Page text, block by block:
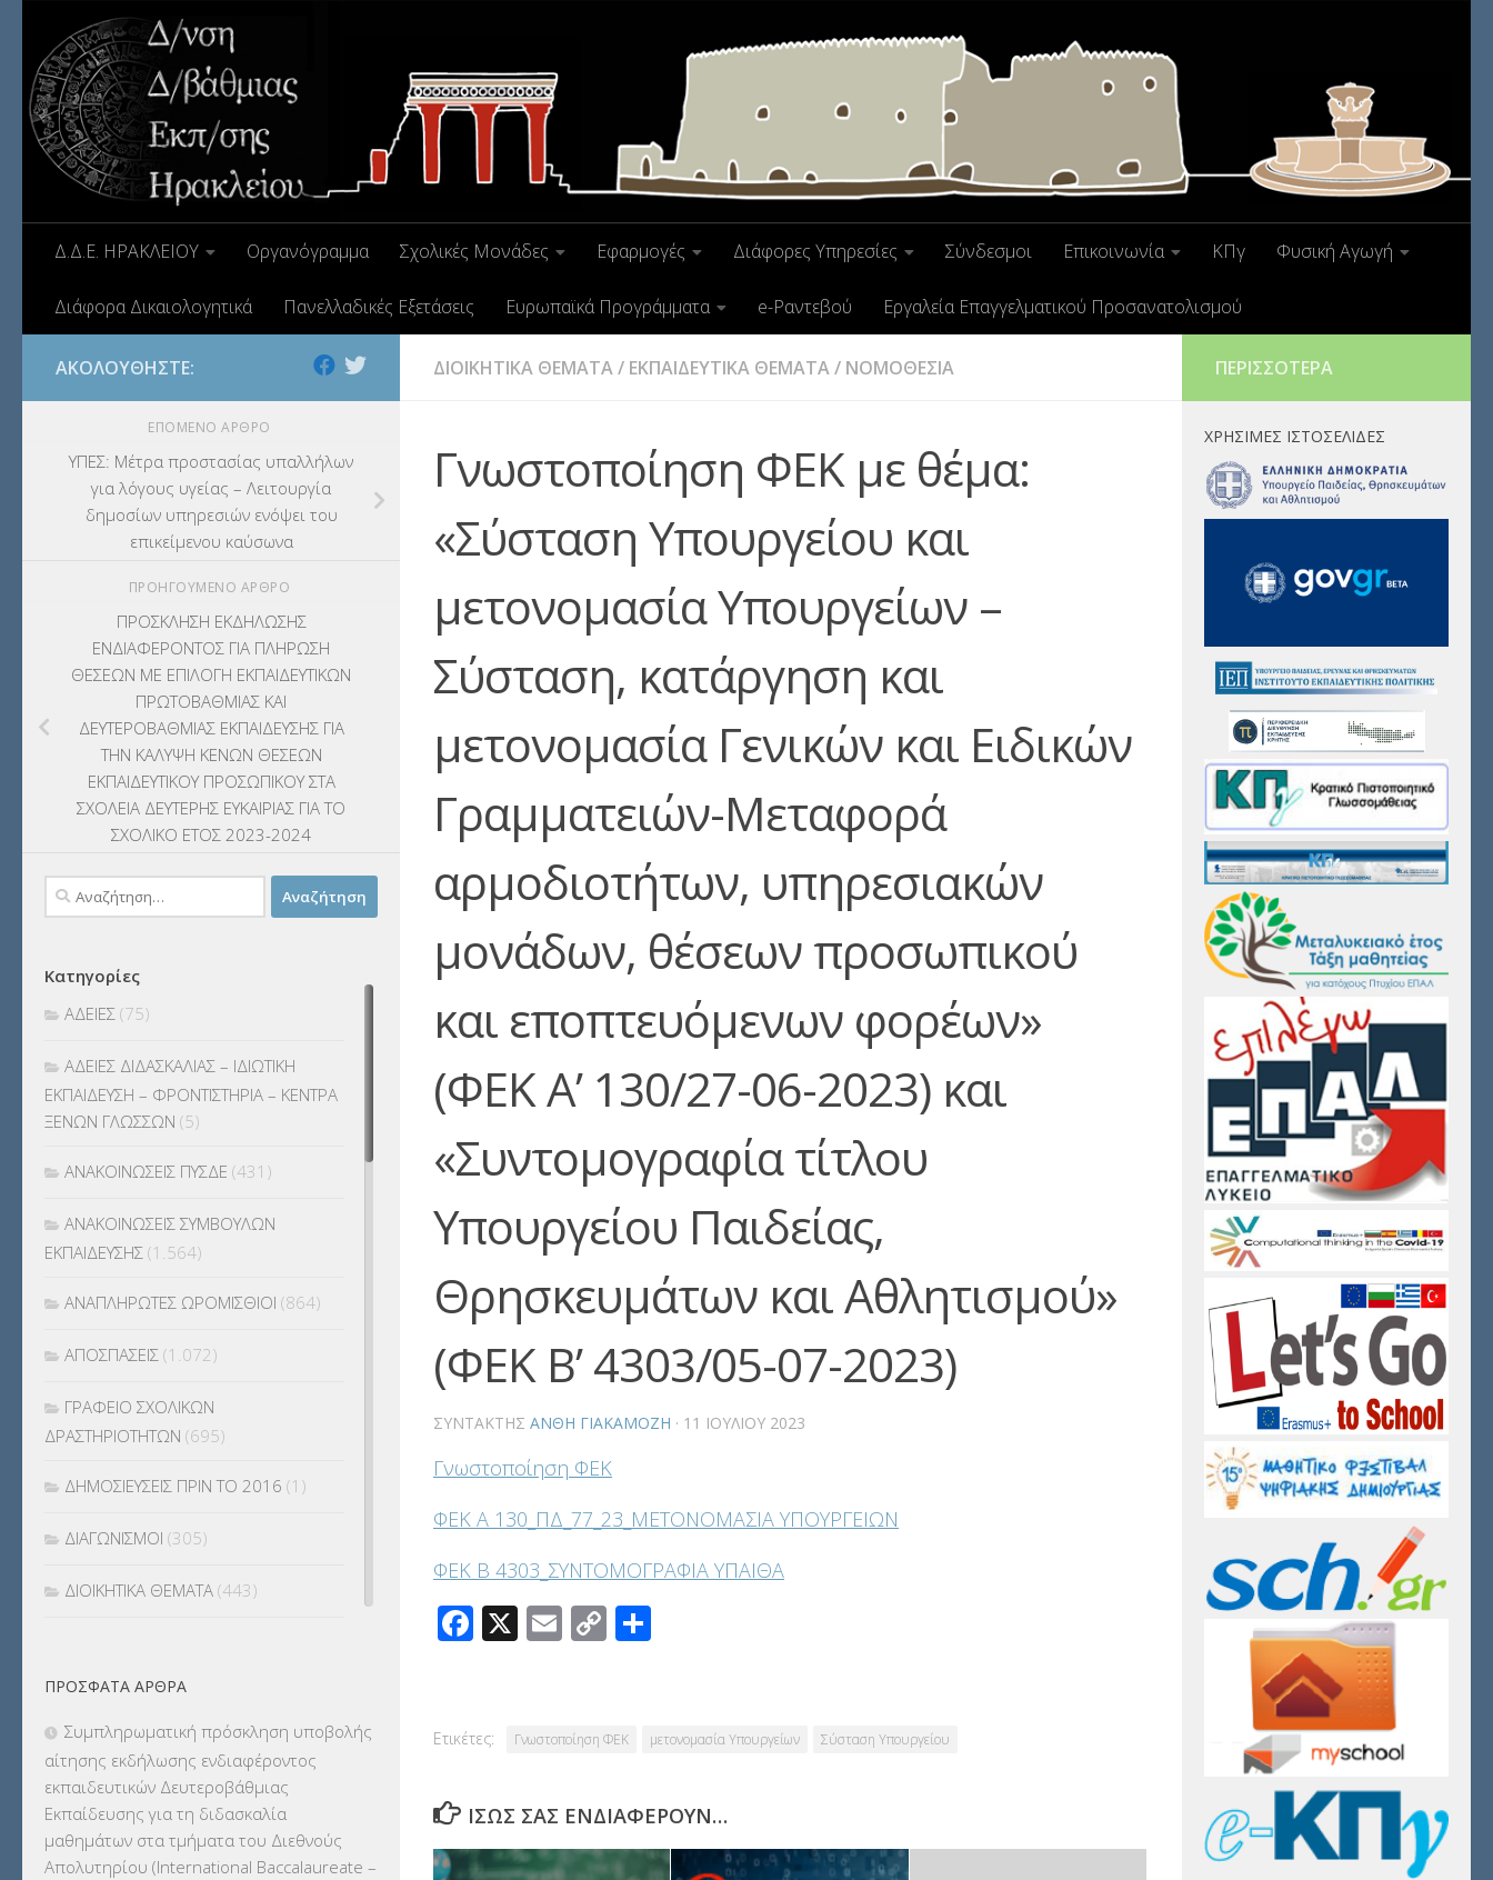
Δ.Δ.Ε. ΗΡΑΚΛΕΙΟΥ Οργανόγραμμα Σχολικές Μονάδες Εφαρμογές Διάφορες Υπηρεσίες Σύνδεσμοι Επικοινωνία ΚΠγ Φυσική Αγωγή
Διάφορα Δικαιολογητικά Πανελλαδικές Εξετάσεις Ευρωπαϊκά Προγράμματα e-Ραντεβού Εργαλεία Επαγγελματικού Προσανατολισμού
ΔΙΟΙΚΗΤΙΚΑ ΘΕΜΑΤΑ/ ΕΚΠΑΙΔΕΥΤΙΚΑ ΘΕΜΑΤΑ/ ΝΟΜΟΘΕΣΙΑ
Γνωστοποίηση ΦΕΚ με θέμα:
«Σύσταση Υπουργείου και
μετονομασία Υπουργείων –
Σύσταση, κατάργηση και
μετονομασία Γενικών και Ειδικών
Γραμματειών-Μεταφορά
αρμοδιοτήτων, υπηρεσιακών
μονάδων, θέσεων προσωπικού
και εποπτευόμενων φορέων»
(ΦΕΚ Α’ 130/27-06-2023) και
«Συντομογραφία τίτλου
Υπουργείου Παιδείας,
Θρησκευμάτων και Αθλητισμού»
(ΦΕΚ Β’ 4303/05-07-2023)
ΣΥΝΤΆΚΤΗΣ ΑΝΘΗ ΓΙΑΚΑΜΟΖΗ · 11 ΙΟΥΛΊΟΥ 2023
Γνωστοποίηση ΦΕΚ
ΦΕΚ Α 130_ΠΔ_77_23_ΜΕΤΟΝΟΜΑΣΙΑ ΥΠΟΥΡΓΕΙΩΝ
ΦΕΚ Β 4303_ΣΥΝΤΟΜΟΓΡΑΦΙΑ ΥΠΑΙΘΑ
Facebook
X Email
Copy
Ετικέτες: Γνωστοποίηση ΦΕΚ μετονομασία Υπουργείων Σύσταση Υπουργείου
ΊΣΩΣ ΣΑΣ ΕΝΔΙΑΦΈΡΟΥΝ…
ΑΚΟΛΟΥΘΉΣΤΕ:
ΕΠΌΜΕΝΟ ΆΡΘΡΟ
ΥΠΕΣ: Μέτρα προστασίας υπαλλήλων
για λόγους υγείας – Λειτουργία
δημοσίων υπηρεσιών ενόψει του
επικείμενου καύσωνα
ΠΡΟΗΓΟΎΜΕΝΟ ΆΡΘΡΟ
ΠΡΟΣΚΛΗΣΗ ΕΚΔΗΛΩΣΗΣ
ΕΝΔΙΑΦΕΡΟΝΤΟΣ ΓΙΑ ΠΛΗΡΩΣΗ
ΘΕΣΕΩΝ ΜΕ ΕΠΙΛΟΓΗ ΕΚΠΑΙΔΕΥΤΙΚΩΝ
ΠΡΩΤΟΒΑΘΜΙΑΣ ΚΑΙ
ΔΕΥΤΕΡΟΒΑΘΜΙΑΣ ΕΚΠΑΙΔΕΥΣΗΣ ΓΙΑ
ΤΗΝ ΚΑΛΥΨΗ ΚΕΝΩΝ ΘΕΣΕΩΝ
ΕΚΠΑΙΔΕΥΤΙΚΟΥ ΠΡΟΣΩΠΙΚΟΥ ΣΤΑ
ΣΧΟΛΕΙΑ ΔΕΥΤΕΡΗΣ ΕΥΚΑΙΡΙΑΣ ΓΙΑ ΤΟ
ΣΧΟΛΙΚΟ ΕΤΟΣ 2023-2024
Αναζήτηση
για:
Κατηγορίες
ΑΔΕΙΕΣ (75)
ΑΔΕΙΕΣ ΔΙΔΑΣΚΑΛΙΑΣ – ΙΔΙΩΤΙΚΗ
ΕΚΠΑΙΔΕΥΣΗ – ΦΡΟΝΤΙΣΤΗΡΙΑ – ΚΕΝΤΡΑ
ΞΕΝΩΝ ΓΛΩΣΣΩΝ (5)
ΑΝΑΚΟΙΝΩΣΕΙΣ ΠΥΣΔΕ (431)
ΑΝΑΚΟΙΝΩΣΕΙΣ ΣΥΜΒΟΥΛΩΝ
ΕΚΠΑΙΔΕΥΣΗΣ (1.564)
ΑΝΑΠΛΗΡΩΤΕΣ ΩΡΟΜΙΣΘΙΟΙ (864)
ΑΠΟΣΠΑΣΕΙΣ (1.072)
ΓΡΑΦΕΙΟ ΣΧΟΛΙΚΩΝ
ΔΡΑΣΤΗΡΙΟΤΗΤΩΝ (695)
ΔΗΜΟΣΙΕΥΣΕΙΣ ΠΡΙΝ ΤΟ 2016 (1)
ΔΙΑΓΩΝΙΣΜΟΙ (305)
ΔΙΟΙΚΗΤΙΚΑ ΘΕΜΑΤΑ (443)
ΕΚΔΡΟΜΕΣ(7.354)
ΕΚΠΑΙΔΕΥΤΙΚΑ ΘΕΜΑΤΑ (2.824)
ΕΠΑΛ(366)
ΕΠΙΜΟΡΦΩΣΗ Τ.Π.Ε.(10)
ΠΡΌΣΦΑΤΑ ΆΡΘΡΑ
Συμπληρωματική πρόσκληση υποβολής
αίτησης εκδήλωσης ενδιαφέροντος
εκπαιδευτικών Δευτεροβάθμιας
Εκπαίδευσης για τη διδασκαλία
μαθημάτων στα τμήματα του Διεθνούς
Απολυτηρίου (International Baccalaureate –
ΠΕΡΙΣΣΌΤΕΡΑ
ΧΡΉΣΙΜΕΣ ΙΣΤΟΣΕΛΊΔΕΣ